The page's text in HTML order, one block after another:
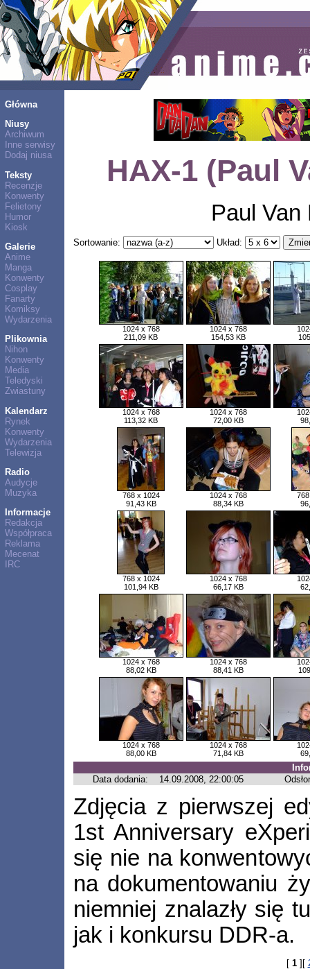
Główna
Niusy
Archiwum
Inne serwisy
Dodaj niusa
Teksty
Recenzje
Konwenty
Felietony
Humor
Kiosk
Galerie
Anime
Manga
Konwenty
Cosplay
Fanarty
Komiksy
Wydarzenia
Plikownia
Nihon
Konwenty
Media
Teledyski
Zwiastuny
Kalendarz
Rynek
Konwenty
Wydarzenia
Telewizja
Radio
Audycje
Muzyka
Informacje
Redakcja
Współpraca
Reklama
Mecenat
IRC
HAX-1 (Paul
Paul Van
Sortowanie: Układ:
1024 x 768
211,09 KB
1024 x 768
154,53 KB
1024 x 768
113,32 KB
1024 x 768
72,00 KB
768 x 1024
91,43 KB
1024 x 768
88,34 KB
768 x 1024
101,94 KB
1024 x 768
66,17 KB
1024 x 768
88,02 KB
1024 x 768
88,41 KB
1024 x 768
88,00 KB
1024 x 768
71,84 KB
Data dodania:
14.09.2008, 22:00:05
Zdjęcia z pierwszej
1st Anniversary
się nie na
na dokumentowaniu
niemniej znalazły się
jak i konkursu DDR-a.
[ 1][